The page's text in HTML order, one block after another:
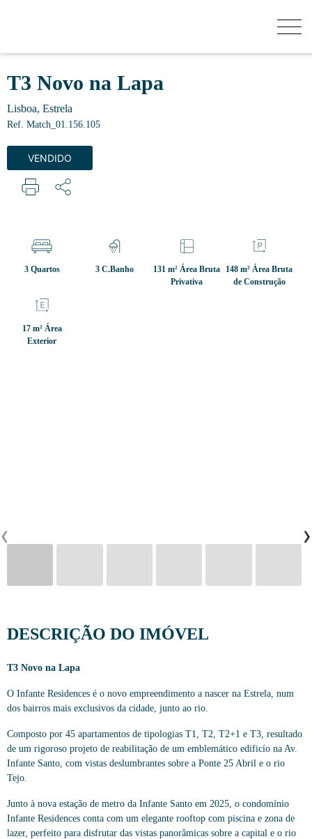
T3 Novo na Lapa
Lisboa, Estrela
Ref. Match_01.156.105
VENDIDO
3 Quartos 3 C.Banho
131 m² Área Bruta
Privativa
148 m² Área Bruta
de Construção
17 m² Área
Exterior
‹ ›
DESCRIÇÃO DO IMÓVEL
T3 Novo na Lapa
O Infante Residences é o novo empreendimento a nascer na Estrela, num
dos bairros mais exclusivos da cidade, junto ao rio.
Composto por 45 apartamentos de tipologias T1, T2, T2+1 e T3, resultado
de um rigoroso projeto de reabilitação de um emblemático edificío na Av.
Infante Santo, com vistas deslumbrantes sobre a Ponte 25 Abril e o rio
Tejo.
Junto à nova estação de metro da Infante Santo em 2025, o condomínio
Infante Residences conta com um elegante rooftop com piscina e zona de
lazer, perfeito para disfrutar das vistas panorâmicas sobre a capital e o rio